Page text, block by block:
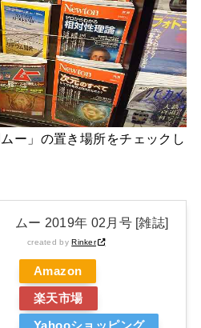
ー」の置き場所をチェックし
ムー 2019年 02月号 [雑誌]
created byRinker
Amazon
楽天市場